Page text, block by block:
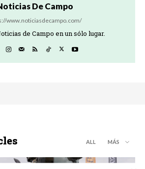
De Campo
www.noticiasdecampo.com/
de Campo en un sólo lugar.
ALL MÁS